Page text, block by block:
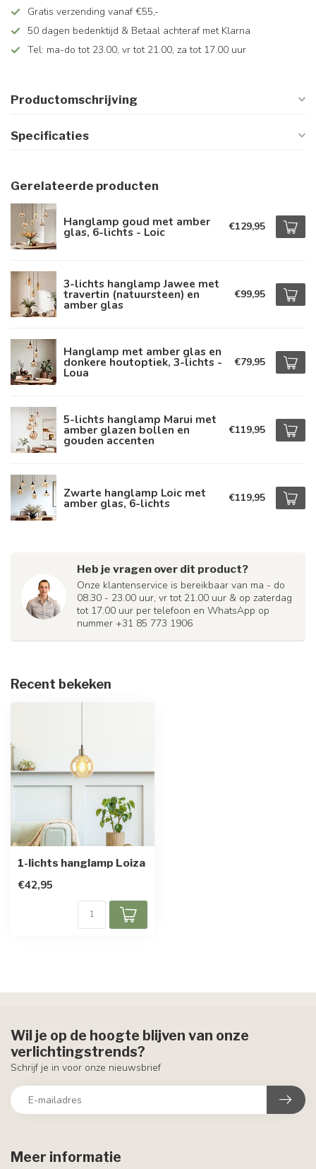
Gratis verzending vanaf €55,-
50 dagen bedenktijd & Betaal achteraf met Klarna
Tel: ma-do tot 23.00, vr tot 21.00, za tot 17.00 uur
Productomschrijving
Specificaties
Gerelateerde producten
Hanglamp goud met amber
glas, 6-lichts - Loic €129,95
3-lichts hanglamp Jawee met
travertin (natuursteen) en
amber glas
€99,95
Hanglamp met amber glas en
donkere houtoptiek, 3-lichts -
Loua
€79,95
5-lichts hanglamp Marui met
amber glazen bollen en
gouden accenten
€119,95
Zwarte hanglamp Loic met
amber glas, 6-lichts €119,95
Heb je vragen over dit product?
Onze klantenservice is bereikbaar van ma - do
08.30 - 23.00 uur, vr tot 21.00 uur & op zaterdag
tot 17.00 uur per telefoon en WhatsApp op
nummer +31 85 773 1906
Recent bekeken
1-lichts hanglamp Loiza
€42,95
Meer informatie
Wil je op de hoogte blijven van onze
verlichtingstrends?
Schrijf je in voor onze nieuwsbrief